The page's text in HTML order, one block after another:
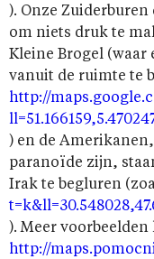
). Onze
om niets druk te
Kleine Brogel (waar
vanuit de ruimte te
http://
) en de
paranoïde zijn,
Irak te begluren
). Meer
http://